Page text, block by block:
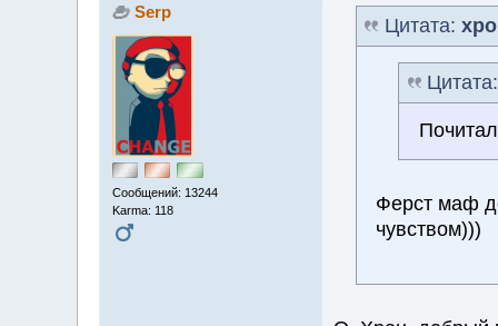
Serp
Сообщений: 13244
Karma: 118
Цитата:
Ферст маф
чувством)))